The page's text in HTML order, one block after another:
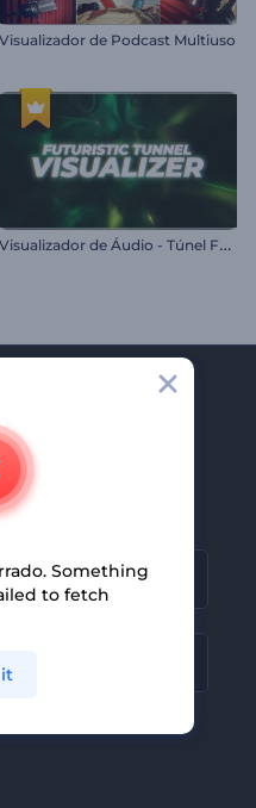
Visualizador de Podcast Multiuso
V
isualizador de Áudio - Túnel Futurista
da
e ofertas
Something
to fetch